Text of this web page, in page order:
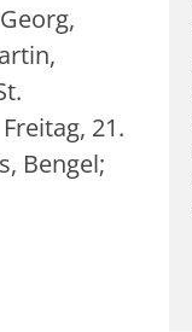
21.
Bengel;